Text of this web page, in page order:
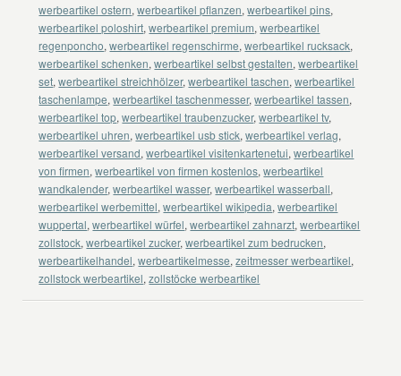
werbeartikel ostern,werbeartikel pflanzen,werbeartikel pins,
werbeartikel poloshirt,werbeartikel premium,werbeartikel
regenponcho,werbeartikel regenschirme,werbeartikel rucksack,
werbeartikel schenken,werbeartikel selbst gestalten,werbeartikel
set,werbeartikel streichhölzer,werbeartikel taschen,werbeartikel
taschenlampe,werbeartikel taschenmesser,werbeartikel tassen,
werbeartikel top,werbeartikel traubenzucker,werbeartikel tv,
werbeartikel uhren,werbeartikel usb stick,werbeartikel verlag,
werbeartikel versand,werbeartikel visitenkartenetui,werbeartikel
von firmen,werbeartikel von firmen kostenlos,werbeartikel
wandkalender,werbeartikel wasser,werbeartikel wasserball,
werbeartikel werbemittel,werbeartikel wikipedia,werbeartikel
wuppertal,werbeartikel würfel,werbeartikel zahnarzt,werbeartikel
zollstock,werbeartikel zucker,werbeartikel zum bedrucken,
werbeartikelhandel,werbeartikelmesse,zeitmesser werbeartikel,
zollstock werbeartikel,zollstöcke werbeartikel